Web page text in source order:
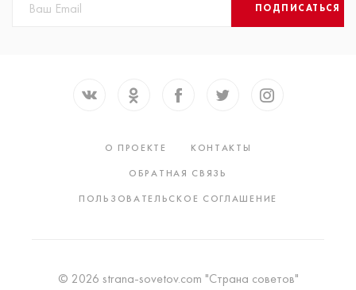
ПОДПИСАТЬСЯ
О ПРОЕКТЕ
КОНТАКТЫ
ОБРАТНАЯ СВЯЗЬ
ПОЛЬЗОВАТЕЛЬСКОЕ СОГЛАШЕНИЕ
© 2026 strana-sovetov.com "Страна советов"